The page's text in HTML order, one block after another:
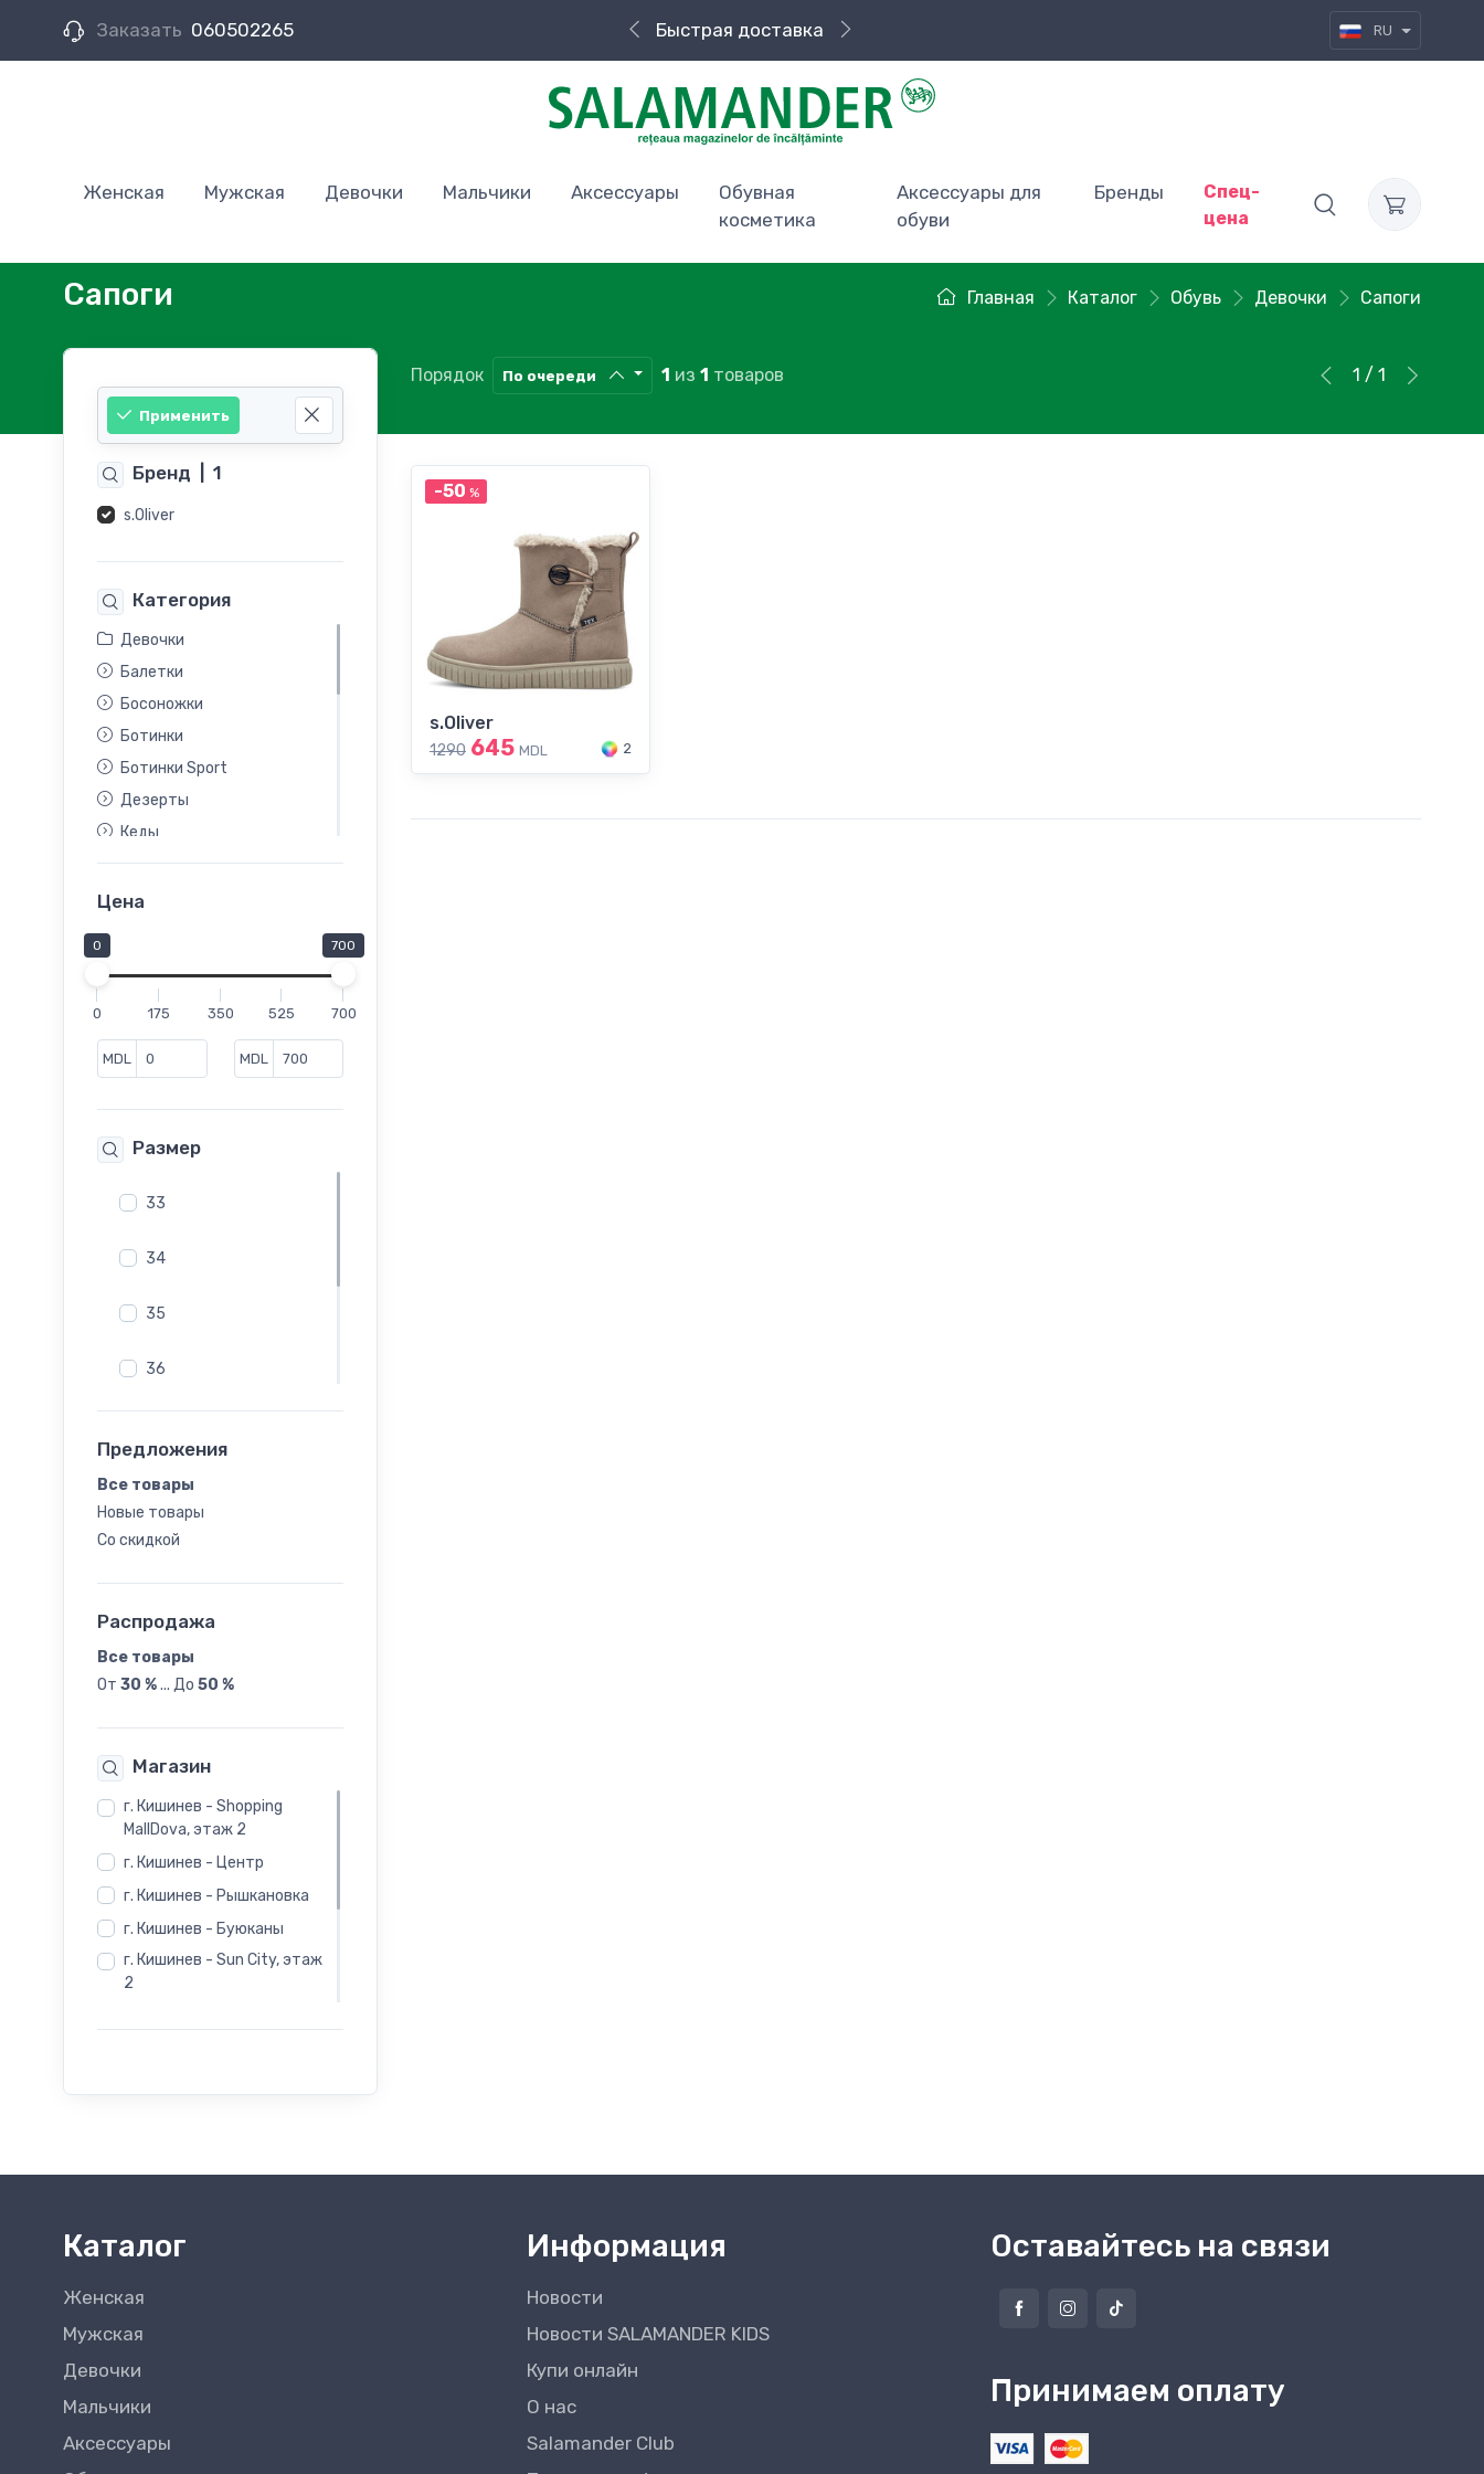
Заказать 060502265 Быстрая доставка RU
Женская Мужская Девочки Мальчики Аксессуары
Обувная
косметика
Аксессуары для
обуви
Бренды
Спец-
цена
Главная Каталог Обувь Девочки Сапоги
Сапоги
Применить
Бренд 1
s.Oliver
Категория
Девочки
Балетки
Босоножки
Ботинки
Ботинки Sport
Дезерты
Кеды
Кроссовки
Летние туфли
Полусапоги
Резиновые сапоги
Сандалии
Сникеры
Челси
Шлепанцы
Цена
0 700
0 175 350 525 700
MDL MDL
Размер
33
34
35
36
38
39
Предложения
Все товары
Новые товары
Со скидкой
Распродажа
Все товары
От 30 %... До 50 %
Магазин
г. Кишинев - Shopping
MallDova, этаж 2
г. Кишинев - Центр
г. Кишинев - Рышкановка
г. Кишинев - Буюканы
г. Кишинев - Sun City, этаж
2
Evimall, Н. Йорга 5
Порядок По очереди 1 из 1 товаров 1 / 1
-50 %
s.Oliver
1290 645 MDL 2
Каталог
Женская
Мужская
Девочки
Мальчики
Аксессуары
Информация
Новости
Новости SALAMANDER KIDS
Купи онлайн
О нас
Salamander Club
Оставайтесь на связи
Принимаем оплату